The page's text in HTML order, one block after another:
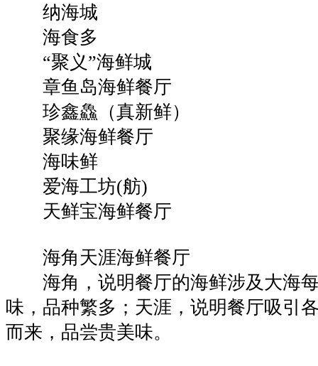
纳海城
海食多
“聚义”海鲜城
章鱼岛海鲜餐厅
珍鑫鱻（真新鲜）
聚缘海鲜餐厅
海味鲜
爱海工坊(舫)
天鲜宝海鲜餐厅
海角天涯海鲜餐厅
海角，说明餐厅的海鲜涉及大海每
味，品种繁多；天涯，说明餐厅吸引
而来，品尝贵美味。